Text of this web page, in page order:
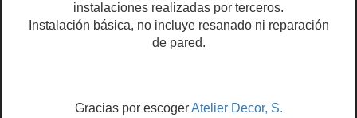
instalaciones realizadas por terceros.
Instalación básica, no incluye resanado ni reparación
de pared.
Gracias por escogerAtelier Decor, S.